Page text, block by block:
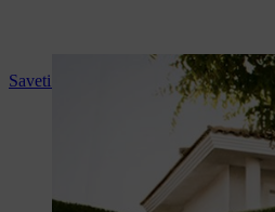
Saveti i upustva za upotrebu